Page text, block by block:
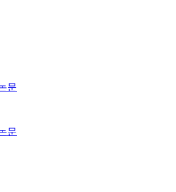
문
문